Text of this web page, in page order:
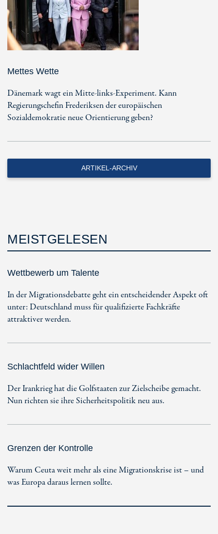
Mettes Wette
Dänemark wagt ein Mitte-links-Experiment. Kann
Regierungschefin Frederiksen der europäischen
Sozialdemokratie neue Orientierung geben?
ARTIKEL-ARCHIV
MEISTGELESEN
Wettbewerb um Talente
In der Migrationsdebatte geht ein entscheidender Aspekt oft
unter: Deutschland muss für qualifizierte Fachkräfte
attraktiver werden.
Schlachtfeld wider Willen
Der Irankrieg hat die Golfstaaten zur Zielscheibe gemacht.
Nun richten sie ihre Sicherheitspolitik neu aus.
Grenzen der Kontrolle
Warum Ceuta weit mehr als eine Migrationskrise ist – und
was Europa daraus lernen sollte.